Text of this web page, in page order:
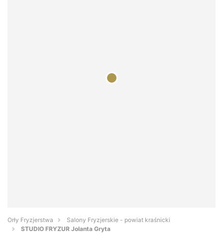
Orły Fryzjerstwa
Salony Fryzjerskie - powiat kraśnicki
STUDIO FRYZUR Jolanta Gryta